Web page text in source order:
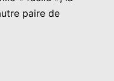
paire de